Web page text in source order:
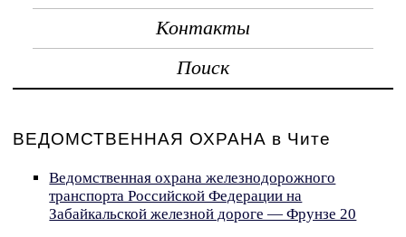
Контакты
Поиск
ВЕДОМСТВЕННАЯ ОХРАНА в Чите
Ведомственная охрана железнодорожного
транспорта Российской Федерации на
Забайкальской железной дороге — Фрунзе 20